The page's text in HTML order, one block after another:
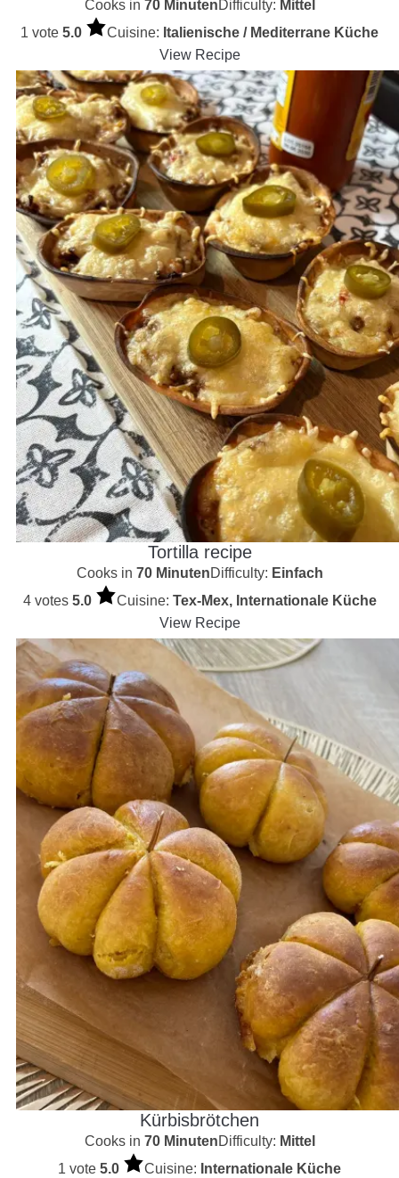
Cooks in 70 MinutenDifficulty: Mittel
1 vote 5.0 Cuisine: Italienische / Mediterrane Küche
View Recipe
Tortilla recipe
Cooks in 70 MinutenDifficulty: Einfach
4 votes 5.0 Cuisine: Tex-Mex, Internationale Küche
View Recipe
Kürbisbrötchen
Cooks in 70 MinutenDifficulty: Mittel
1 vote 5.0 Cuisine: Internationale Küche